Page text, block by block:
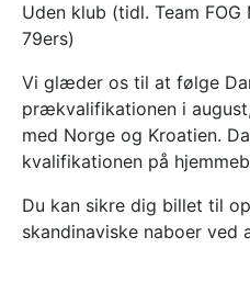
Uden klub (tidl. Team
79ers)
Vi glæder os til at følge
prækvalifikationen i
med Norge og Kroatien.
kvalifikationen på
Du kan sikre dig billet til
skandinaviske naboer ved